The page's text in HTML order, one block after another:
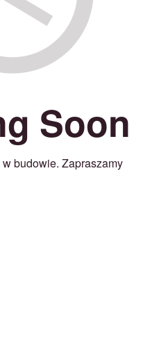
Soon
budowie. Zapraszamy